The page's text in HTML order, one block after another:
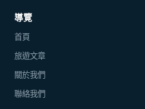
導覽
首頁
旅遊文章
關於我們
聯絡我們